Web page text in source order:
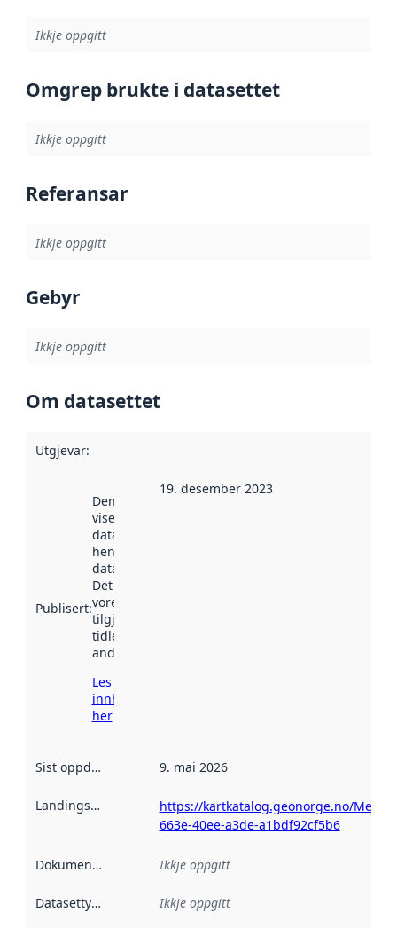
Ikkje oppgitt
Omgrep brukte i datasettet
Ikkje oppgitt
Referansar
Ikkje oppgitt
Gebyr
Ikkje oppgitt
Om datasettet
Utgjevar:
Publisert:
Denne datoen
viser når
datasettet vart
henta inn av
data.norge.no.
Det kan ha
vore
tilgjengeleg
tidlegare
andre stader.
Les meir om
innhenting
her
19. desember 2023
Sist oppdatert 9. mai 2026
Landingsside
https://kartkatalog.geonorge.no/
663e-40ee-a3de-a1bdf92cf5b6
Dokumentasjon Ikkje oppgitt
Datasettype Ikkje oppgitt